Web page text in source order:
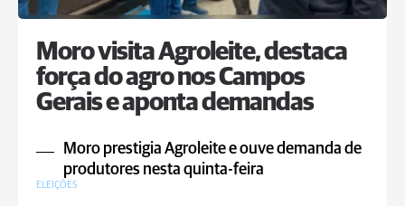
Moro visita Agroleite, destaca
força do agro nos Campos
Gerais e aponta demandas
Moro prestigia Agroleite e ouve demanda de
produtores nesta quinta-feira
ELEIÇÕES